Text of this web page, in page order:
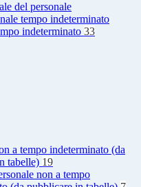
del personale
tempo indeterminato
indeterminato 33
a tempo indeterminato (da
tabelle) 19
non a tempo